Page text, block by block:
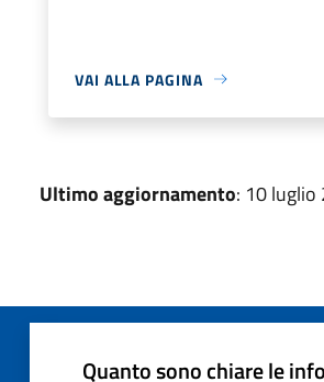
VAI ALLA PAGINA
Ultimo aggiornamento: 10
Quanto sono chiare le